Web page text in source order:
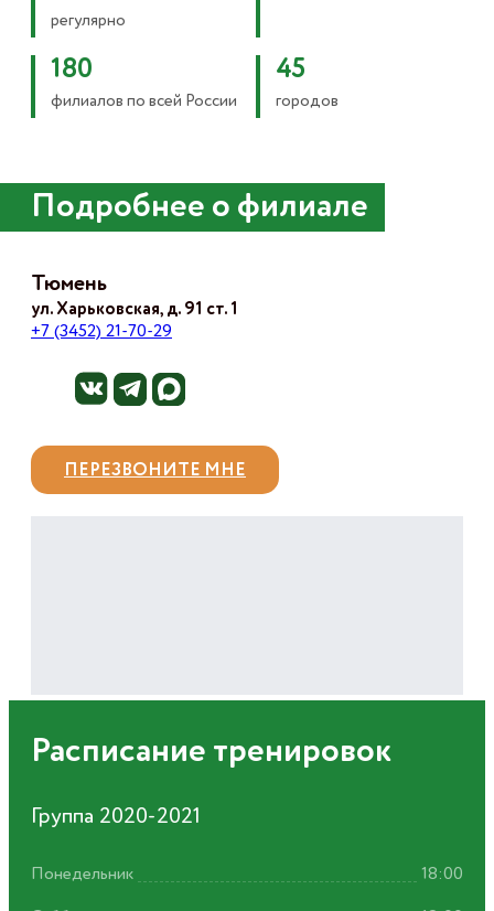
регулярно
180
филиалов по всей России
45
городов
Подробнее о филиале
Тюмень
ул. Харьковская, д. 91 ст. 1
+7 (3452) 21-70-29
ПЕРЕЗВОНИТЕ МНЕ
Расписание тренировок
Группа 2020-2021
Понедельник 18:00